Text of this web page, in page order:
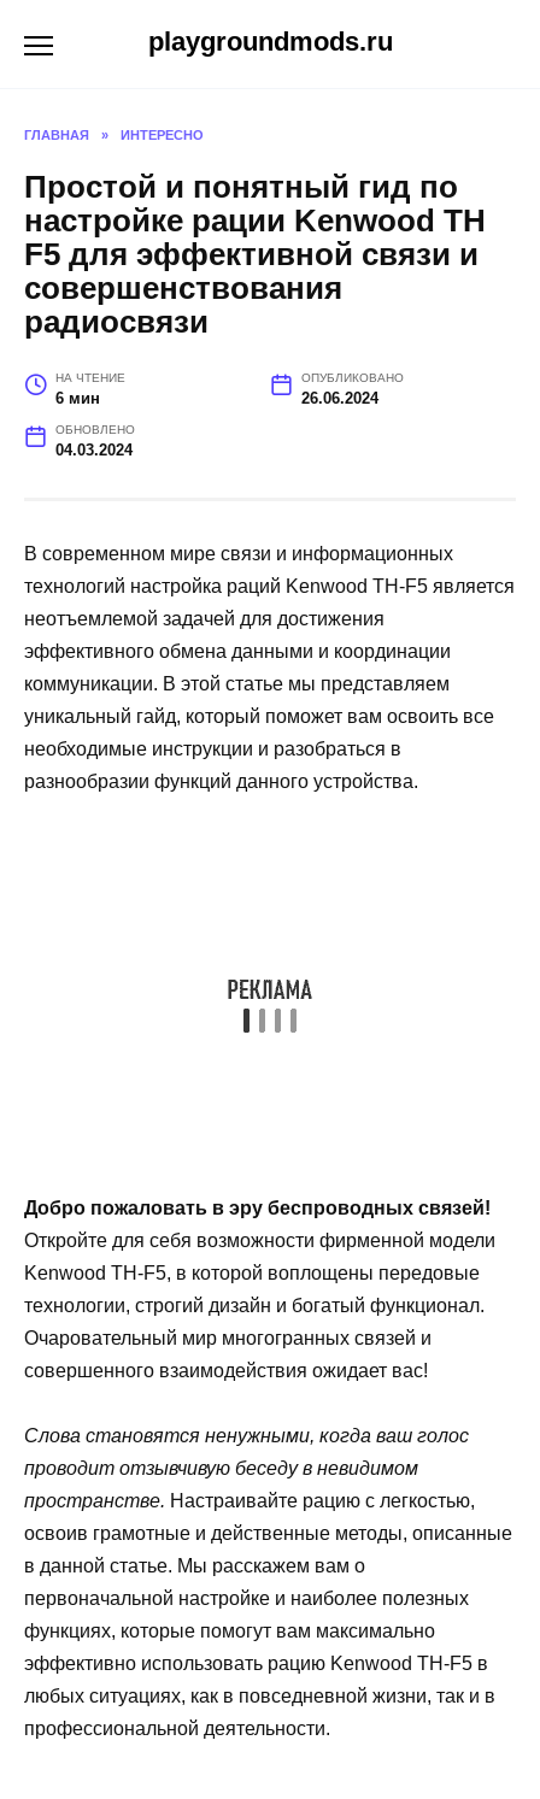
playgroundmods.ru
ГЛАВНАЯ » ИНТЕРЕСНО
Простой и понятный гид по
настройке рации Kenwood TH
F5 для эффективной связи и
совершенствования
радиосвязи
НА ЧТЕНИЕ
6 мин
ОПУБЛИКОВАНО
26.06.2024
ОБНОВЛЕНО
04.03.2024
В современном мире связи и информационных
технологий настройка раций Kenwood TH-F5 является
неотъемлемой задачей для достижения
эффективного обмена данными и координации
коммуникации. В этой статье мы представляем
уникальный гайд, который поможет вам освоить все
необходимые инструкции и разобраться в
разнообразии функций данного устройства.
Добро пожаловать в эру беспроводных связей!
Откройте для себя возможности фирменной модели
Kenwood TH-F5, в которой воплощены передовые
технологии, строгий дизайн и богатый функционал.
Очаровательный мир многогранных связей и
совершенного взаимодействия ожидает вас!
Слова становятся ненужными, когда ваш голос
проводит отзывчивую беседу в невидимом
пространстве. Настраивайте рацию с легкостью,
освоив грамотные и действенные методы, описанные
в данной статье. Мы расскажем вам о
первоначальной настройке и наиболее полезных
функциях, которые помогут вам максимально
эффективно использовать рацию Kenwood TH-F5 в
любых ситуациях, как в повседневной жизни, так и в
профессиональной деятельности.